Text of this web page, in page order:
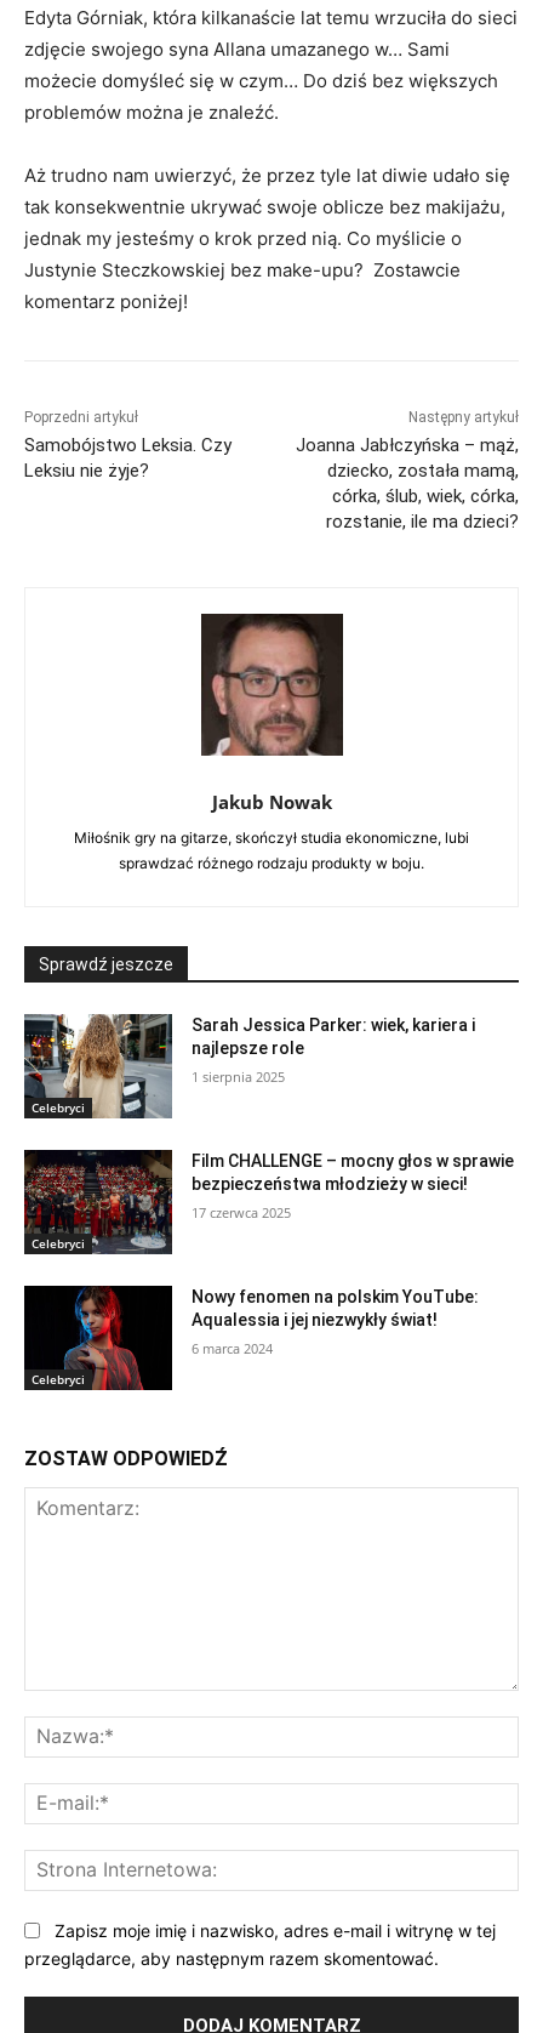
Edyta Górniak, która kilkanaście lat temu wrzuciła do sieci
zdjęcie swojego syna Allana umazanego w… Sami
możecie domyśleć się w czym… Do dziś bez większych
problemów można je znaleźć.
Aż trudno nam uwierzyć, że przez tyle lat diwie udało się
tak konsekwentnie ukrywać swoje oblicze bez makijażu,
jednak my jesteśmy o krok przed nią. Co myślicie o
Justynie Steczkowskiej bez make-upu? Zostawcie
komentarz poniżej!
Poprzedni artykuł
Samobójstwo Leksia. Czy
Leksiu nie żyje?
Następny artykuł
Joanna Jabłczyńska – mąż,
dziecko, została mamą,
córka, ślub, wiek, córka,
rozstanie, ile ma dzieci?
Jakub Nowak
Miłośnik gry na gitarze, skończył studia ekonomiczne, lubi
sprawdzać różnego rodzaju produkty w boju.
Sprawdź jeszcze
Celebryci
Sarah Jessica Parker: wiek, kariera i
najlepsze role
1 sierpnia 2025
Celebryci
Film CHALLENGE – mocny głos w sprawie
bezpieczeństwa młodzieży w sieci!
17 czerwca 2025
Celebryci
Nowy fenomen na polskim YouTube:
Aqualessia i jej niezwykły świat!
6 marca 2024
ZOSTAW ODPOWIEDŹ
Zapisz moje imię i nazwisko, adres e-mail i witrynę w tej
przeglądarce, aby następnym razem skomentować.